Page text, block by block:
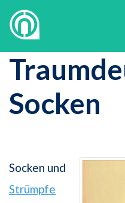
Socken
Socken und
Strümpfe